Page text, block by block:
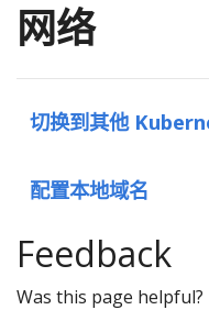
网络
切换到其他
配置本地域名
Feedback
Was this page helpful?